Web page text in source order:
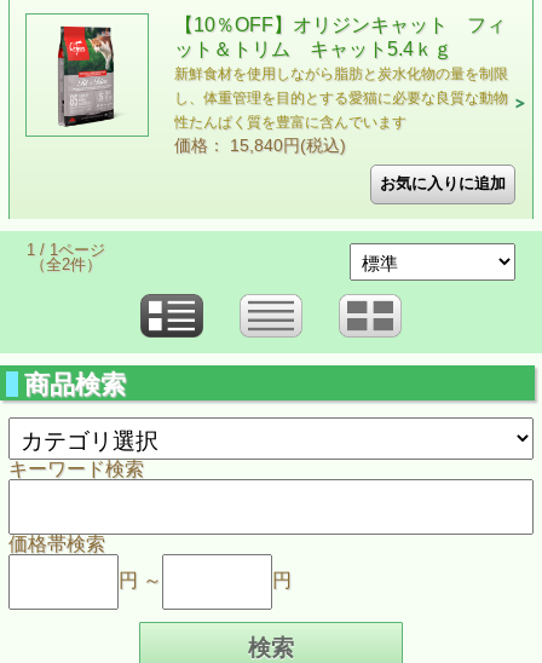
【10％OFF】オリジンキャット フィ
ット＆トリム キャット5.4ｋｇ
新鮮食材を使用しながら脂肪と炭水化物の量を制限
し、体重管理を目的とする愛猫に必要な良質な動物
性たんぱく質を豊富に含んでいます
価格： 15,840円(税込)
1 / 1ページ
（全2件）
商品検索
キーワード検索
価格帯検索
円 ～
円